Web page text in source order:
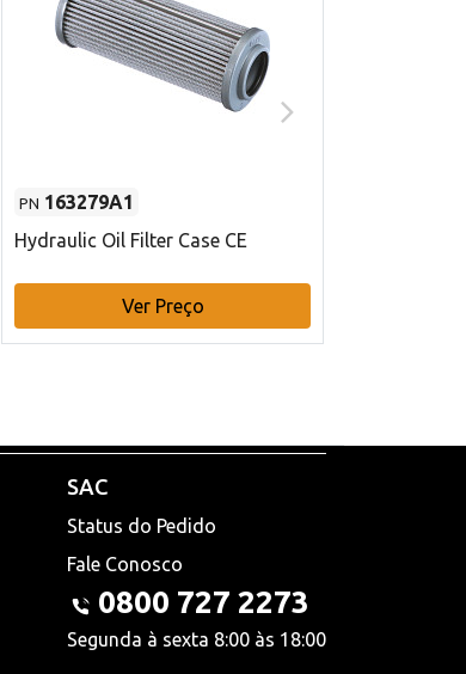
PN 163279A1
Hydraulic Oil Filter Case CE
Ver Preço
SAC
Status do Pedido
Fale Conosco
0800 727 2273
Segunda à sexta 8:00 às 18:00